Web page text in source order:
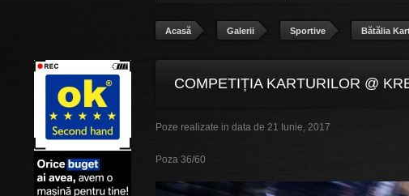
Acasă Galerii Sportive Bătălia
COMPETIȚIA KARTURILOR @
Poze realizate in data de 21 Iunie, 2017
Poza 36/60